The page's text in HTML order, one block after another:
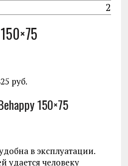
2
руб.
150×75
в эксплуатации.
удается человеку